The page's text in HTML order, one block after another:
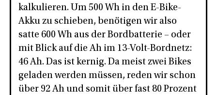
kalkulieren. Um 500 Wh in den E-Bike-
Akku zu schieben, benötigen wir also
satte 600 Wh aus der Bordbatterie – oder
mit Blick auf die Ah im 13-Volt-Bordnetz:
46 Ah. Das ist kernig. Da meist zwei Bikes
geladen werden müssen, reden wir schon
über 92 Ah und somit über fast 80 Prozent